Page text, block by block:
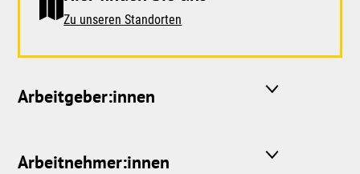
Zu unseren Standorten
Arbeitgeber:innen
Arbeitnehmer:innen